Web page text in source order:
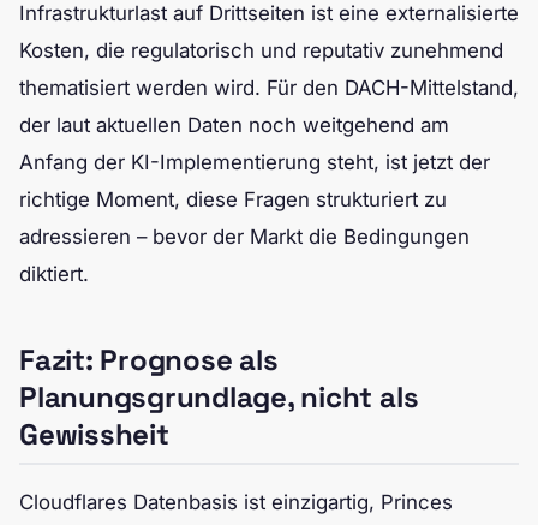
Infrastrukturlast auf Drittseiten ist eine externalisierte
Kosten, die regulatorisch und reputativ zunehmend
thematisiert werden wird. Für den DACH-Mittelstand,
der laut aktuellen Daten noch weitgehend am
Anfang der KI-Implementierung steht, ist jetzt der
richtige Moment, diese Fragen strukturiert zu
adressieren – bevor der Markt die Bedingungen
diktiert.
Fazit: Prognose als
Planungsgrundlage, nicht als
Gewissheit
Cloudflares Datenbasis ist einzigartig, Princes